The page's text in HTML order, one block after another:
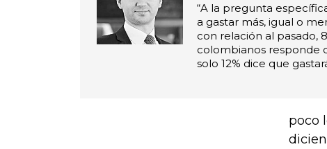
“A la pregunta
a gastar más, igual o
con relación al pasado,
colombianos responde
solo 12% dice que
poco